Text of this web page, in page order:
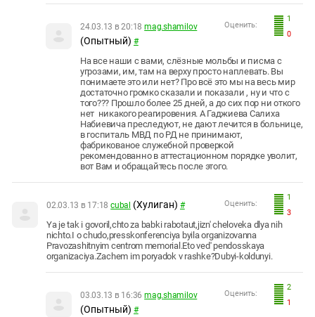
1
0
Оценить:
24.03.13 в 20:18 mag.shamilov
(Опытный) #
На все наши с вами, слёзные мольбы и писма с
угрозами, им, там на верху просто наплевать. Вы
понимаете это или нет? Про всё это мы на весь мир
достаточно громко сказали и показали , ну и что с
того??? Прошло более 25 дней, а до сих пор ни откого
нет никакого реагировения. А Гаджиева Салиха
Набиевича преследуют, не дают лечится в больнице,
в госпиталь МВД по РД не принимают,
фабрикованое служебной проверкой
рекомендованно в аттестационном порядке уволит,
вот Вам и обращайтесь после этого.
1
3
Оценить:
02.03.13 в 17:18 сubal (Хулиган) #
Ya je tak i govoril,chto za babki rabotaut,jizn' cheloveka dlya nih
nichto.I o chudo,presskonferenciya byila organizovanna
Pravozashitnyim centrom memorial.Eto ved' pendosskaya
organizaciya.Zachem im poryadok v rashke?Dubyi-koldunyi.
2
1
Оценить:
03.03.13 в 16:36 mag.shamilov
(Опытный) #